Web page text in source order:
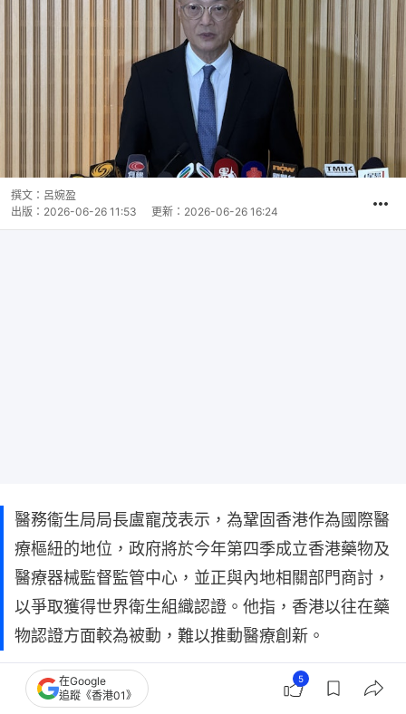
撰文： 呂婉盈
出版： 2026-06-26 11:53 更新： 2026-06-26 16:24
醫務衞生局局長盧寵茂表示，為鞏固香港作為國際醫
療樞紐的地位，政府將於今年第四季成立香港藥物及
醫療器械監督監管中心，並正與內地相關部門商討，
以爭取獲得世界衛生組織認證。他指，香港以往在藥
物認證方面較為被動，難以推動醫療創新。
盧寵茂認為，改革醫療能有助融入國家及大灣區發展
在Google
追蹤《香港01》
5